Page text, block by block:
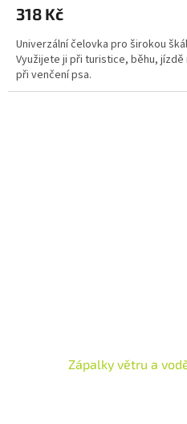
318 Kč
Univerzální čelovka pro širokou
Využijete ji při turistice, běhu,
při venčení psa.
Zápalky větru a